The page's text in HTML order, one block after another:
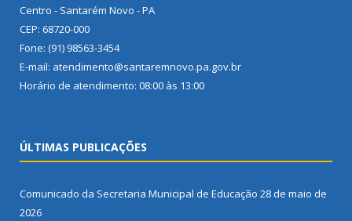
Centro - Santarém Novo - PA
CEP: 68720-000
Fone: (91) 98563-3454
E-mail: atendimento@santaremnovo.pa.gov.br
Horário de atendimento: 08:00 às 13:00
ÚLTIMAS PUBLICAÇÕES
Comunicado da Secretaria Municipal de Educação 28 de maio de
2026